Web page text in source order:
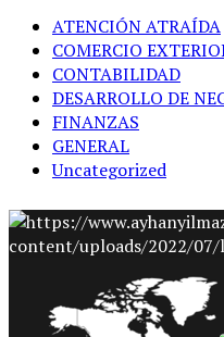
ATENCIÓN ATRAÍDA
COMERCIO
CONTABILIDAD
DESARROLLO DE
FINANZAS
GENERAL
Uncategorized